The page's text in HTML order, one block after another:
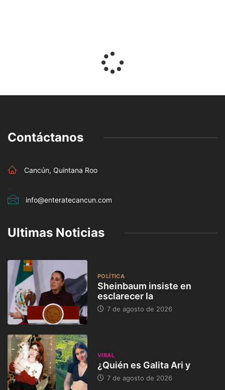
Contáctanos
Cancún, Quintana Roo
info@enteratecancun.com
Ultimas Noticias
POLÍTICA
Sheinbaum insiste en
esclarecer la
7 de agosto de 2026
VIRAL
¿Quién es Galita Ari y
7 de agosto de 2026